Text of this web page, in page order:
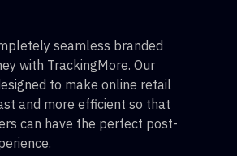
seamless branded
with TrackingMore. Our
to make online retail
and more efficient so that
can have the perfect post-